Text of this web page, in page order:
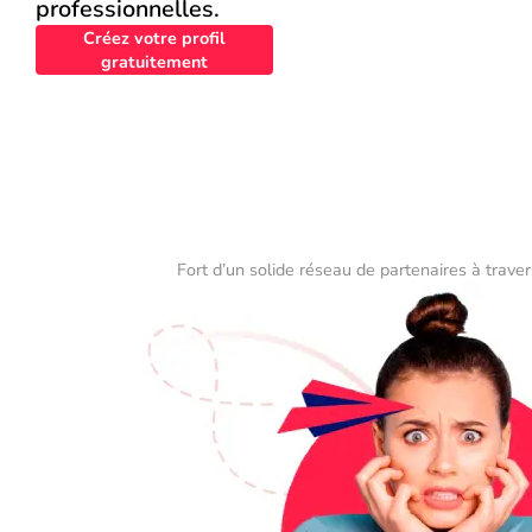
professionnelles.
Créez votre profil
gratuitement
Fort d’un solide réseau de partenaires à